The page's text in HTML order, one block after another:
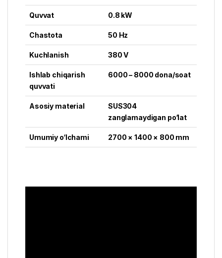
Quvvat 0.8 kW
Chastota 50 Hz
Kuchlanish 380 V
Ishlab chiqarish
quvvati
6000 – 8000 dona/soat
Asosiy material
SUS304
zanglamaydigan po‘lat
Umumiy o‘lchami 2700 × 1400 × 800 mm